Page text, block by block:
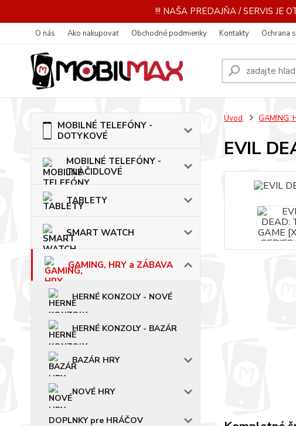
!!! NAŠA PREDAJŇA / SERVIS JE
O nás Ako nakupovať Obchodné podmienky Kontakty Ochrana
MOBILNÉ TELEFÓNY -
DOTYKOVÉ
MOBILNÉ TELEFÓNY -
TLAČIDLOVÉ
TABLETY
SMART WATCH
GAMING, HRY a ZÁBAVA
HERNÉ KONZOLY - NOVÉ
HERNÉ KONZOLY - BAZÁR
BAZÁR HRY
NOVÉ HRY
DOPLNKY pre HRÁČOV
Úvod GAMING,
EVIL